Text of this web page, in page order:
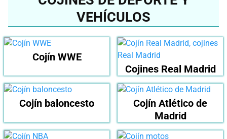
VEHÍCULOS
Cojín WWE
Cojines Real Madrid
Cojín baloncesto
Cojín Atlético de
Madrid